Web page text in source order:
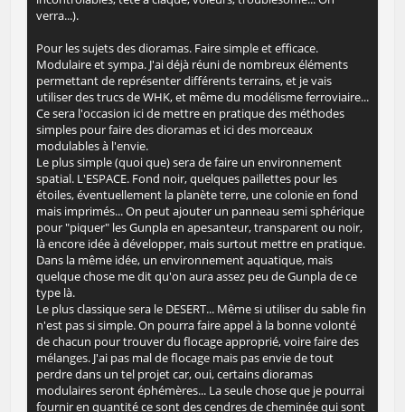
verra...).
Pour les sujets des dioramas. Faire simple et efficace.
Modulaire et sympa. J'ai déjà réuni de nombreux éléments
permettant de représenter différents terrains, et je vais
utiliser des trucs de WHK, et même du modélisme ferroviaire...
Ce sera l'occasion ici de mettre en pratique des méthodes
simples pour faire des dioramas et ici des morceaux
modulables à l'envie.
Le plus simple (quoi que) sera de faire un environnement
spatial. L'ESPACE. Fond noir, quelques paillettes pour les
étoiles, éventuellement la planète terre, une colonie en fond
mais imprimés... On peut ajouter un panneau semi sphérique
pour "piquer" les Gunpla en apesanteur, transparent ou noir,
là encore idée à développer, mais surtout mettre en pratique.
Dans la même idée, un environnement aquatique, mais
quelque chose me dit qu'on aura assez peu de Gunpla de ce
type là.
Le plus classique sera le DESERT... Même si utiliser du sable fin
n'est pas si simple. On pourra faire appel à la bonne volonté
de chacun pour trouver du flocage approprié, voire faire des
mélanges. J'ai pas mal de flocage mais pas envie de tout
perdre dans un tel projet car, oui, certains dioramas
modulaires seront éphémères... La seule chose que je pourrai
fournir en quantité ce sont des cendres de cheminée qui sont